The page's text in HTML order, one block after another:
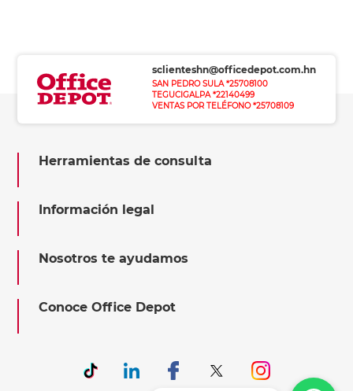
sclienteshn@officedepot.com.hn
SAN PEDRO SULA *25708100
TEGUCIGALPA *22140499
VENTAS POR TELÉFONO *25708109
Herramientas de consulta
Información legal
Nosotros te ayudamos
Conoce Office Depot